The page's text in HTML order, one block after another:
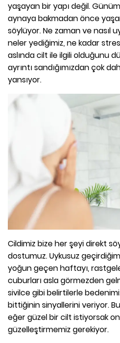
yaşayan bir yapı değil.
aynaya bakmadan önce
söylüyor. Ne zaman ve nasıl
neler yediğimiz, ne kadar
aslında cilt ile ilgili olduğunu
ayrıntı sandığımızdan çok
yansıyor.
Cildimiz bize her şeyi direkt
dostumuz. Uykusuz
yoğun geçen haftayı,
cuburları asla görmezden
sivilce gibi belirtilerle
bittiğinin sinyallerini veriyor.
eğer güzel bir cilt istiyorsak
güzelleştirmemiz gerekiyor.